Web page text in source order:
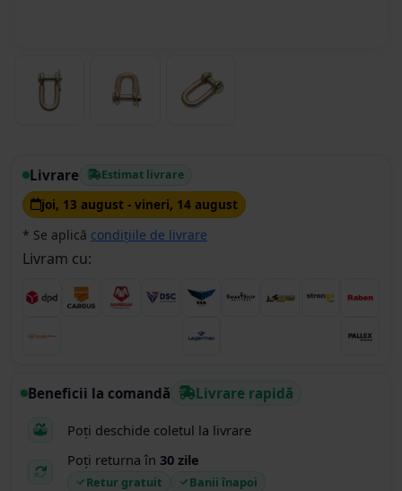
Livrare Estimat livrare
joi, 13 august - vineri, 14 august
* Se aplică condițiile de livrare
Livram cu:
Beneficii la comandă Livrare rapidă
Poți deschide coletul la livrare
Poți returna în 30 zile
Retur gratuit Banii înapoi